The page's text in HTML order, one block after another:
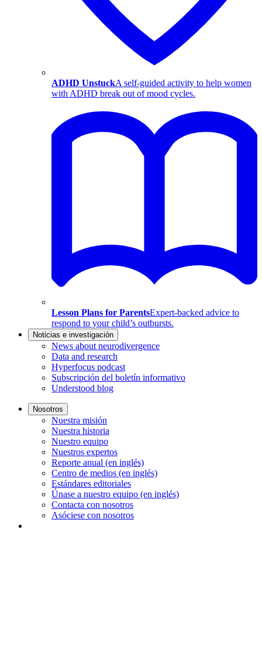
ADHD UnstuckA self-guided activity to help women
with ADHD break out of mood cycles.
Lesson Plans for ParentsExpert-backed advice to
respond to your child’s outbursts.
Noticias e investigación
News about neurodivergence
Data and research
Hyperfocus podcast
Subscripción del boletín informativo
Understood blog
Nosotros
Nuestra misión
Nuestra historia
Nuestro equipo
Nuestros expertos
Reporte anual (en inglés)
Centro de medios (en inglés)
Estándares editoriales
Únase a nuestro equipo (en inglés)
Contacta con nosotros
Asóciese con nosotros